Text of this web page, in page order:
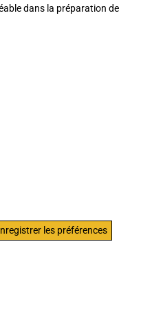
dans la préparation de
les préférences